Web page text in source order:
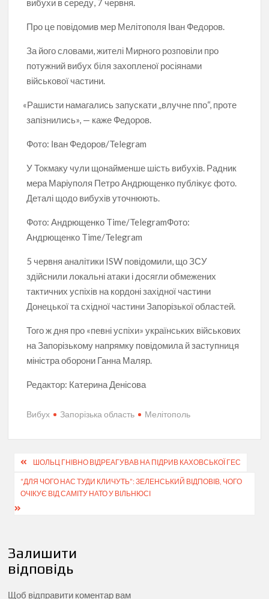
Про це повідомив мер Мелітополя Іван Федоров.
За його словами, жителі Мирного розповіли про
потужний вибух біля захопленої росіянами
військової частини.
«Рашисти намагались запускати „влучне ппо“, проте
запізнились», — каже Федоров.
Фото: Іван Федоров/Telegram
У Токмаку чули щонайменше шість вибухів. Радник
мера Маріуполя Петро Андрющенко публікує фото.
Деталі щодо вибухів уточнюють.
Фото: Андрющенко Time/TelegramФото:
Андрющенко Time/Telegram
5 червня аналітики ISW повідомили, що ЗСУ
здійснили локальні атаки і досягли обмежених
тактичних успіхів на кордоні західної частини
Донецької та східної частини Запорізької областей.
Того ж дня про «певні успіхи» українських військових
на Запорізькому напрямку повідомила й заступниця
міністра оборони Ганна Маляр.
Редактор: Катерина Денісова
Вибух Запорізька область Мелітополь
Навігація
записів
ШОЛЬЦ ГНІВНО ВІДРЕАГУВАВ НА ПІДРИВ КАХОВСЬКОЇ ГЕС
“ДЛЯ ЧОГО НАС ТУДИ КЛИЧУТЬ”: ЗЕЛЕНСЬКИЙ ВІДПОВІВ, ЧОГО
ОЧІКУЄ ВІД САМІТУ НАТО У ВІЛЬНЮСІ
Залишити
відповідь
Щоб відправити коментар вам